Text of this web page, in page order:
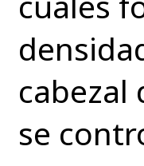
cabezal
se